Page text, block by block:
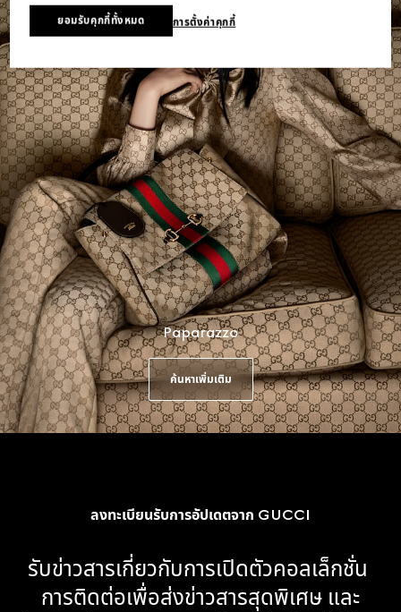
Paparazzo
ค้นหาเพิ่มเติม
ลงทะเบียนรับการอัปเดตจาก GUCCI
รับข่าวสารเกี่ยวกับการเปิดตัวคอลเล็กชั่น
การติดต่อเพื่อส่งข่าวสารสุดพิเศษ และ
การตั้งค่าคุกกี้
ยอมรับคุกกี้ทั้งหมด